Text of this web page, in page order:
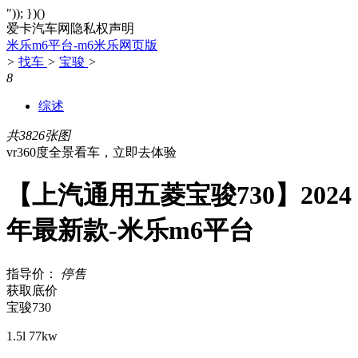
")); })()
爱卡汽车网隐私权声明
米乐m6平台-m6米乐网页版
> 找车 > 宝骏 >
8
综述
共3826张图
vr360度全景看车，立即去体验
【上汽通用五菱宝骏730】2024
年最新款-米乐m6平台
指导价： 停售
获取底价
宝骏730
1.5l 77kw